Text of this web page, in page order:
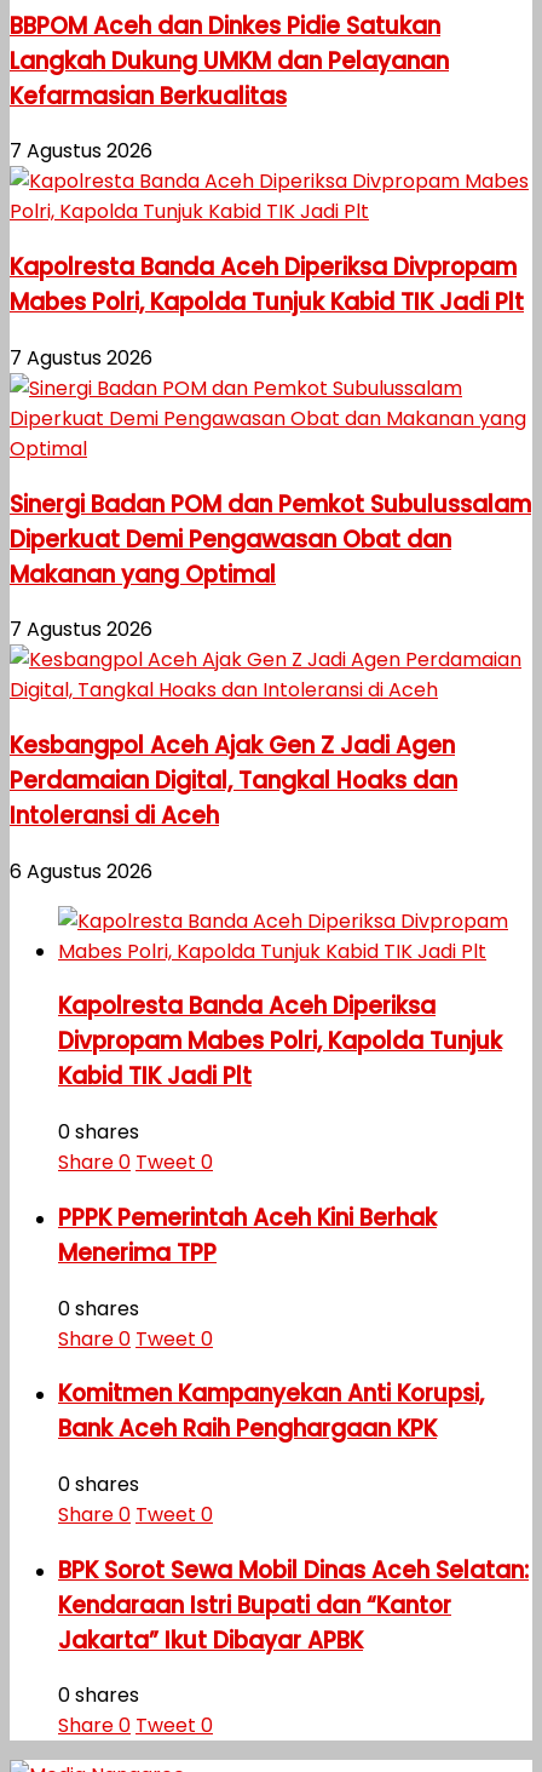
BBPOM Aceh dan Dinkes Pidie Satukan
Langkah Dukung UMKM dan Pelayanan
Kefarmasian Berkualitas
7 Agustus 2026
Kapolresta Banda Aceh Diperiksa Divpropam
Mabes Polri, Kapolda Tunjuk Kabid TIK Jadi Plt
7 Agustus 2026
Sinergi Badan POM dan Pemkot Subulussalam
Diperkuat Demi Pengawasan Obat dan
Makanan yang Optimal
7 Agustus 2026
Kesbangpol Aceh Ajak Gen Z Jadi Agen
Perdamaian Digital, Tangkal Hoaks dan
Intoleransi di Aceh
6 Agustus 2026
Kapolresta Banda Aceh Diperiksa
Divpropam Mabes Polri, Kapolda Tunjuk
Kabid TIK Jadi Plt
0 shares
Share0 Tweet 0
PPPK Pemerintah Aceh Kini Berhak
Menerima TPP
0 shares
Share0 Tweet 0
Komitmen Kampanyekan Anti Korupsi,
Bank Aceh Raih Penghargaan KPK
0 shares
Share0 Tweet 0
BPK Sorot Sewa Mobil Dinas Aceh Selatan:
Kendaraan Istri Bupati dan “Kantor
Jakarta” Ikut Dibayar APBK
0 shares
Share0 Tweet 0